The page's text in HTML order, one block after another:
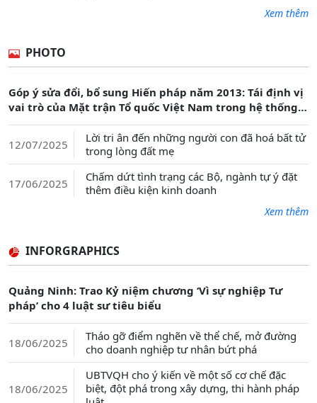
Xem thêm
PHOTO
Góp ý sửa đổi, bổ sung Hiến pháp năm 2013: Tái định vị
vai trò của Mặt trận Tổ quốc Việt Nam trong hệ thống
chính trị
12/07/2025
Lời tri ân đến những người con đã hoá bất tử
trong lòng đất mẹ
17/06/2025
Chấm dứt tình trạng các Bộ, ngành tự ý đặt
thêm điều kiện kinh doanh
Xem thêm
INFORGRAPHICS
Quảng Ninh: Trao Kỷ niệm chương ‘Vì sự nghiệp Tư
pháp’ cho 4 luật sư tiêu biểu
18/06/2025
Tháo gỡ điểm nghẽn về thể chế, mở đường
cho doanh nghiệp tư nhân bứt phá
18/06/2025
UBTVQH cho ý kiến về một số cơ chế đặc
biệt, đột phá trong xây dựng, thi hành pháp